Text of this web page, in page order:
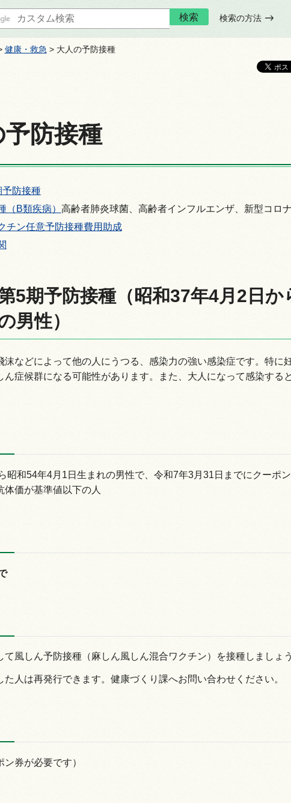
検索の方法
健康・救急 > 大人の予防接種
防接種
予防接種
（B類疾病） 高齢者肺炎球菌、高齢者インフルエンザ、新型コロ
チン任意予防接種費用助成
5期予防接種（昭和37年4月2日か
男性）
沫などによって他の人にうつる、感染力の強い感染症です。特に
ん症候群になる可能性があります。また、大人になって感染する
昭和54年4月1日生まれの男性で、令和7年3月31日までにクーポ
体価が基準値以下の人
て風しん予防接種（麻しん風しん混合ワクチン）を接種しましょう
た人は再発行できます。健康づくり課へお問い合わせください。
券が必要です）